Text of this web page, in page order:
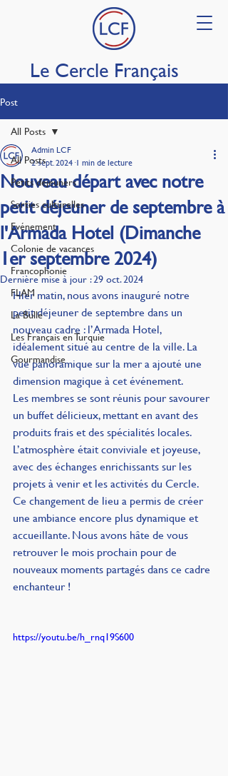
Le Cercle Français
Post
All Posts
Petits déjeuners
Sorties culturelles
Evénement
Colonie de vacances
Francophonie
FLAM
La Bulle
Les Français en Turquie
Gourmandise
All Posts
Nouveau départ avec notre
petit déjeuner de septembre à
l'Armada Hotel (Dimanche
1er septembre 2024)
Admin LCF
2 sept. 2024 1 min de lecture
Dernière mise à jour :29 oct. 2024
Hier matin, nous avons inauguré notre
petit déjeuner de septembre dans un
nouveau cadre : l’Armada Hotel,
idéalement situé au centre de la ville. La
vue panoramique sur la mer a ajouté une
dimension magique à cet événement.
Les membres se sont réunis pour savourer
un buffet délicieux, mettant en avant des
produits frais et des spécialités locales.
L’atmosphère était conviviale et joyeuse,
avec des échanges enrichissants sur les
projets à venir et les activités du Cercle.
Ce changement de lieu a permis de créer
une ambiance encore plus dynamique et
accueillante. Nous avons hâte de vous
retrouver le mois prochain pour de
nouveaux moments partagés dans ce cadre
enchanteur !
https://youtu.be/h_rnq19S600